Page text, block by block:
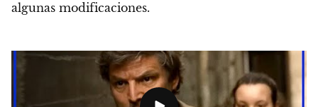
algunas modificaciones.